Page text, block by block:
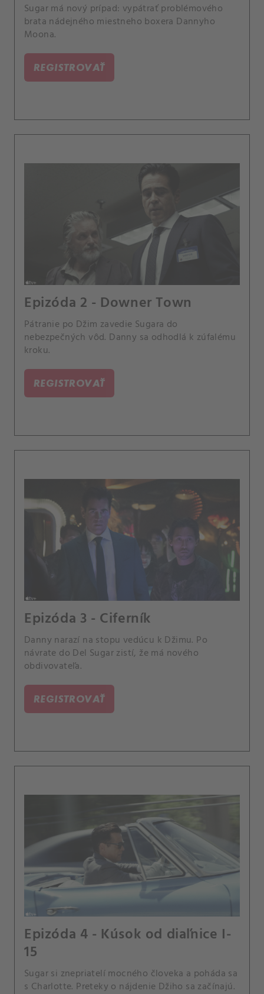
Sugar má nový prípad: vypátrať problémového
brata nádejného miestneho boxera Dannyho
Moona.
REGISTROVAŤ
Epizóda 2 - Downer Town
Pátranie po Džim zavedie Sugara do
nebezpečných vôd. Danny sa odhodlá k zúfalému
kroku.
REGISTROVAŤ
Epizóda 3 - Ciferník
Danny narazí na stopu vedúcu k Džimu. Po
návrate do Del Sugar zistí, že má nového
obdivovateľa.
REGISTROVAŤ
Epizóda 4 - Kúsok od diaľnice I-
15
Sugar si znepriatelí mocného človeka a poháda sa
s Charlotte. Preteky o nájdenie Džiho sa začínajú.